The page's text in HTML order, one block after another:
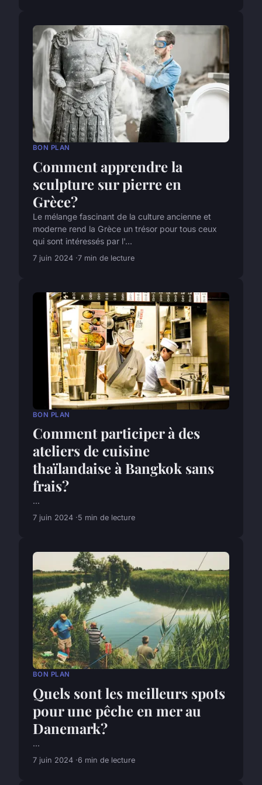
BON PLAN
Comment apprendre la
sculpture sur pierre en
Grèce?
Le mélange fascinant de la culture ancienne et
moderne rend la Grèce un trésor pour tous ceux
qui sont intéressés par l'...
7 juin 2024 7 min de lecture
BON PLAN
Comment participer à des
ateliers de cuisine
thaïlandaise à Bangkok sans
frais?
...
7 juin 2024 5 min de lecture
BON PLAN
Quels sont les meilleurs spots
pour une pêche en mer au
Danemark?
...
7 juin 2024 6 min de lecture